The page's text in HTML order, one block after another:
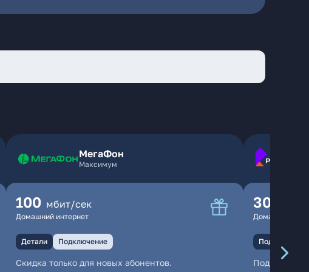
МегаФон
Максимум
100 мбит/сек
Домашний интернет
Детали Подключение
Скидка только для новых абонентов.
300
Домашний
Подключение